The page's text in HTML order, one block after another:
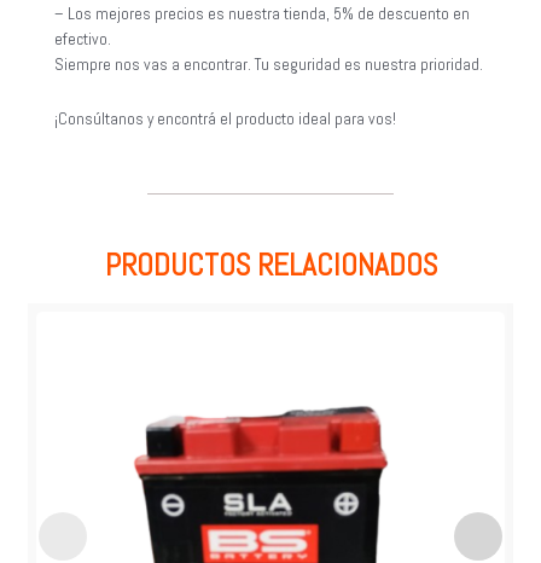
– Los mejores precios es nuestra tienda, 5% de descuento en
efectivo.
Siempre nos vas a encontrar. Tu seguridad es nuestra prioridad.
¡Consúltanos y encontrá el producto ideal para vos!
PRODUCTOS RELACIONADOS